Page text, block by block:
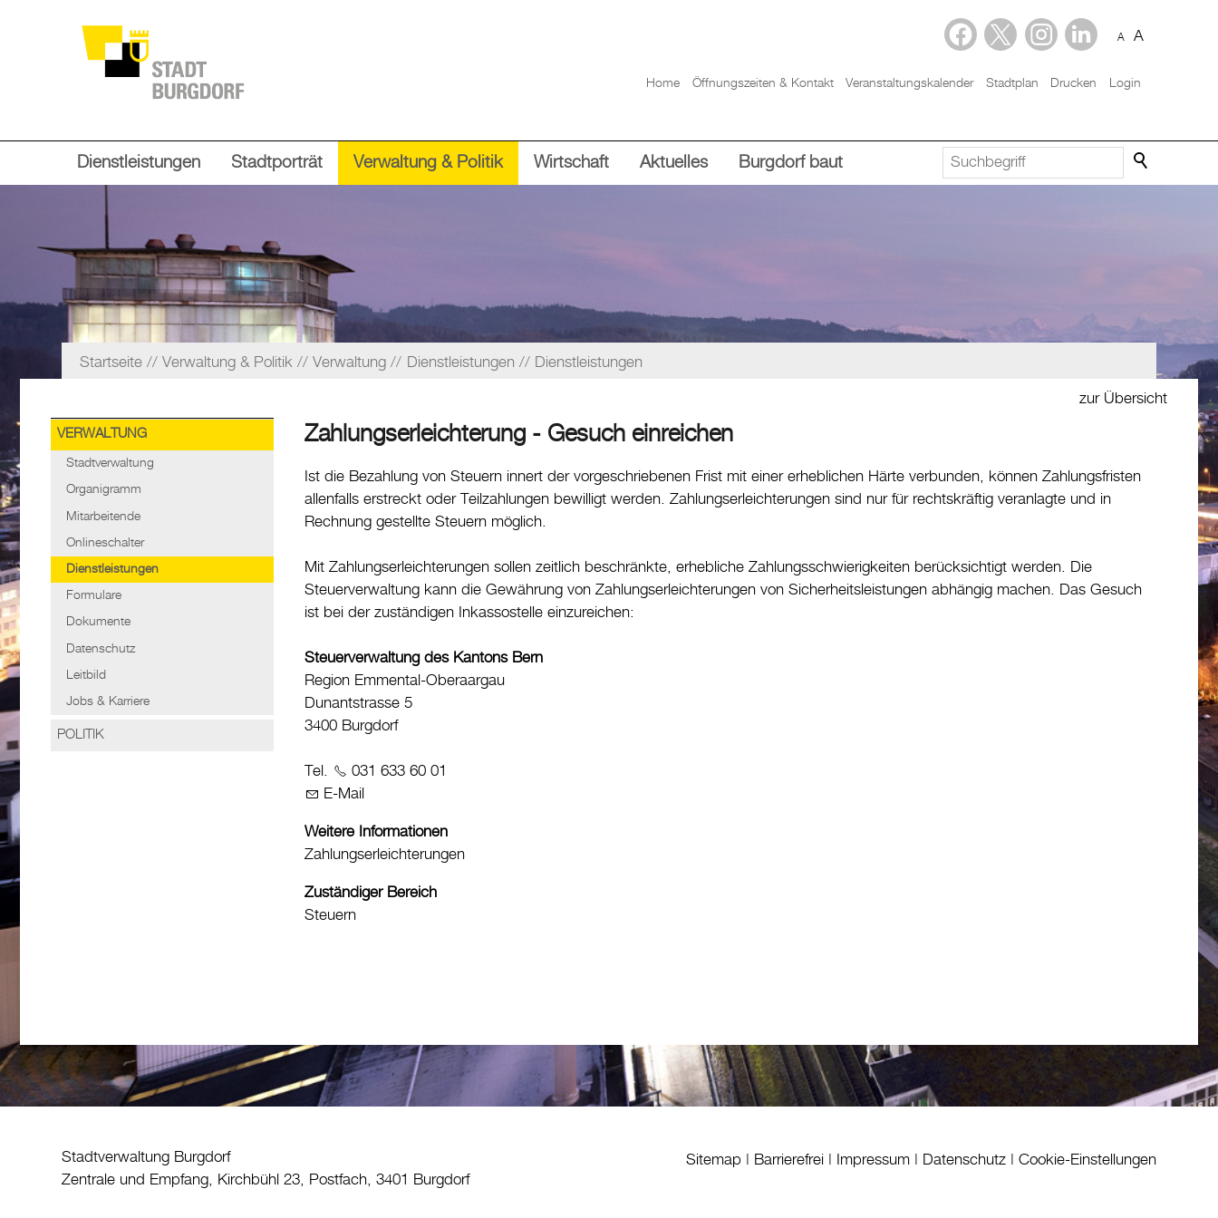
A A
Home Öffnungszeiten & Kontakt Veranstaltungskalender Stadtplan Drucken Login
Dienstleistungen Stadtporträt Verwaltung & Politik Wirtschaft Aktuelles Burgdorf baut
Startseite Verwaltung & Politik Verwaltung Dienstleistungen Dienstleistungen
VERWALTUNG
Stadtverwaltung
Organigramm
Mitarbeitende
Onlineschalter
Dienstleistungen
Formulare
Dokumente
Datenschutz
Leitbild
Jobs & Karriere
POLITIK
zur Übersicht
Zahlungserleichterung - Gesuch einreichen
Ist die Bezahlung von Steuern innert der vorgeschriebenen Frist mit einer erheblichen Härte verbunden, können Zahlungsfristen
allenfalls erstreckt oder Teilzahlungen bewilligt werden. Zahlungserleichterungen sind nur für rechtskräftig veranlagte und in
Rechnung gestellte Steuern möglich.
Mit Zahlungserleichterungen sollen zeitlich beschränkte, erhebliche Zahlungsschwierigkeiten berücksichtigt werden. Die
Steuerverwaltung kann die Gewährung von Zahlungserleichterungen von Sicherheitsleistungen abhängig machen. Das Gesuch
ist bei der zuständigen Inkassostelle einzureichen:
Steuerverwaltung des Kantons Bern
Region Emmental-Oberaargau
Dunantstrasse 5
3400 Burgdorf
Tel.
031 633 60 01
E-Mail
Weitere Informationen
Zahlungserleichterungen
Zuständiger Bereich
Steuern
Stadtverwaltung Burgdorf
Zentrale und Empfang, Kirchbühl 23, Postfach, 3401 Burgdorf
Sitemap Barrierefrei Impressum Datenschutz Cookie-Einstellungen